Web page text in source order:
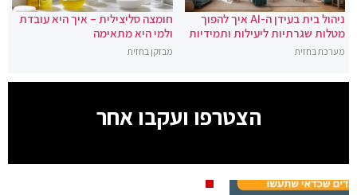
ניהול בית בעידן ה-AI איך להפוך
מטלות שגרתיות ליעילות ותמידיות
מערכת בחזית
חומצה סליצילית – איך היא עובדת
ולמי היא מתאימה
מבזקן בחזית
הצטרפו ועקבו אחר